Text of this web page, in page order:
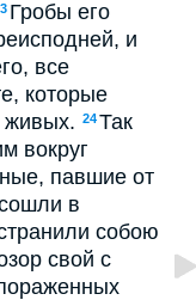
Гробы его
и
все
которые
живых. 24Так
вокруг
павшие от
в
собою
свой с